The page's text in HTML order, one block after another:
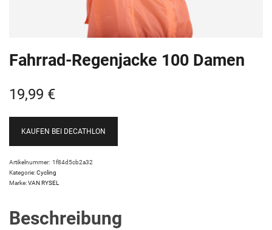
Fahrrad-Regenjacke 100 Damen
19,99 €
KAUFEN BEI DECATHLON
Artikelnummer: 1f84d5cb2a32
Kategorie:Cycling
Marke:VAN RYSEL
Beschreibung